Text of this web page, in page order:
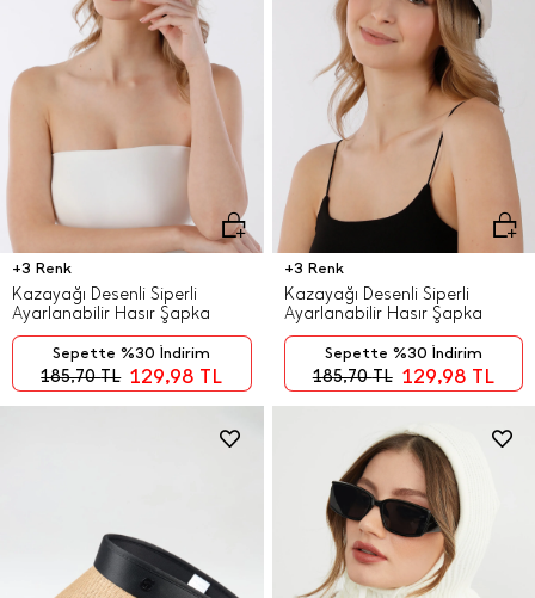
+3 Renk
Kazayağı Desenli Siperli
Ayarlanabilir Hasır Şapka
185,70TL 129,98 TL
Sepette %30 İndirim
+3 Renk
Kazayağı Desenli Siperli
Ayarlanabilir Hasır Şapka
185,70TL 129,98 TL
Sepette %30 İndirim